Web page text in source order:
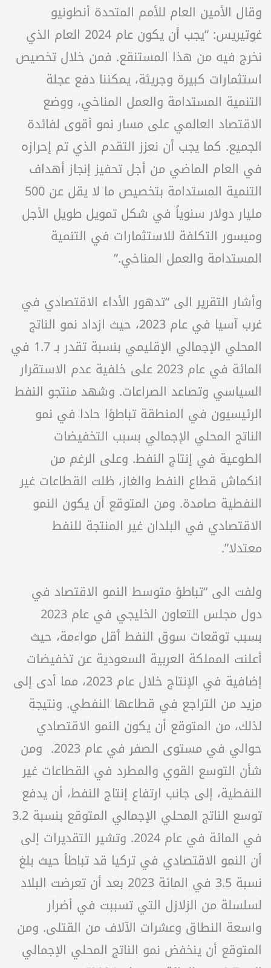
وقال الأمين العام للأمم المتحدة أنطونيو
غوتيريس: “يجب أن يكون عام 2024 العام الذي
نخرج فيه من هذا المستنقع. فمن خلال تخصيص
استثمارات كبيرة وجريئة، يمكننا دفع عجلة
التنمية المستدامة والعمل المناخي، ووضع
الاقتصاد العالمي على مسار نمو أقوى لفائدة
الجميع. كما يجب أن نعزز التقدم الذي تم إحرازه
في العام الماضي من أجل تحفيز إنجاز أهداف
التنمية المستدامة بتخصيص ما لا يقل عن 500
مليار دولار سنوياً في شكل تمويل طويل الأجل
وميسور التكلفة للاستثمارات في التنمية
المستدامة والعمل المناخي.”
وأشار التقرير الى “تدهور الأداء الاقتصادي في
غرب آسيا في عام 2023، حيث ازداد نمو الناتج
المحلي الإجمالي الإقليمي بنسبة تقدر بـ 1.7 في
المائة في عام 2023 على خلفية عدم الاستقرار
السياسي وتصاعد الصراعات. وشهد منتجو النفط
الرئيسيون في المنطقة تباطؤا حادا في نمو
الناتج المحلي الإجمالي بسبب التخفيضات
الطوعية في إنتاج النفط. وعلى الرغم من
انكماش قطاع النفط والغاز، ظلت القطاعات غير
النفطية صامدة. ومن المتوقع أن يكون النمو
الاقتصادي في البلدان غير المنتجة للنفط
معتدلا”.
ولفت الى “تباطؤ متوسط النمو الاقتصاد في
دول مجلس التعاون الخليجي في عام 2023
بسبب توقعات سوق النفط أقل مواءمة، حيث
أعلنت المملكة العربية السعودية عن تخفيضات
إضافية في الإنتاج خلال عام 2023، مما أدى إلى
مزيد من التراجع في قطاعها النفطي. ونتيجة
لذلك، من المتوقع أن يكون النمو الاقتصادي
حوالي في مستوى الصفر في عام 2023. ومن
شأن التوسع القوي والمطرد في القطاعات غير
النفطية، إلى جانب ارتفاع إنتاج النفط، أن يدفع
توسع الناتج المحلي الإجمالي المتوقع بنسبة 3.2
في المائة في عام 2024. وتشير التقديرات إلى
أن النمو الاقتصادي في تركيا قد تباطأ حيث بلغ
نسبة 3.5 في المائة 2023 بعد أن تعرضت البلاد
لسلسلة من الزلازل التي تسببت في أضرار
واسعة النطاق وعشرات الآلاف من القتلى. ومن
المتوقع أن ينخفض نمو الناتج المحلي الإجمالي